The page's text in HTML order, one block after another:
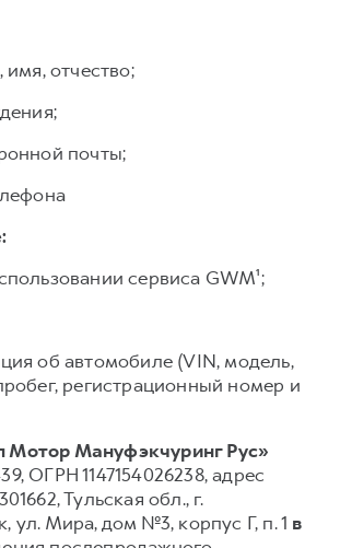
отчество;
почты;
сервиса GWM¹;
об автомобиле (VIN, модель,
регистрационный номер и
Мануфэкчуринг Рус»
ОГРН 1147154026238, адрес
Тульская обл., г.
ул. Мира, дом №3, корпус Г, п. 1 в